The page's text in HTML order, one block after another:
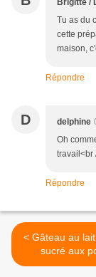
Brigitte /
Tu as du
cette
maison,
Répondre
D delphine
Oh
travail<br
Répondre
< Gâteau au lait concentré
sucré aux